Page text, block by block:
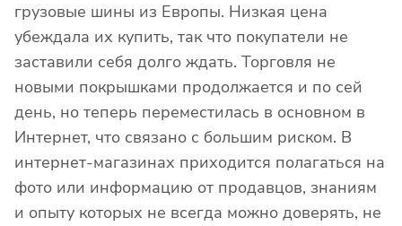
грузовые шины из Европы. Низкая цена
убеждала их купить, так что покупатели не
заставили себя долго ждать. Торговля не
новыми покрышками продолжается и по сей
день, но теперь переместилась в основном в
Интернет, что связано с большим риском. В
интернет-магазинах приходится полагаться на
фото или информацию от продавцов, знаниям
и опыту которых не всегда можно доверять, не